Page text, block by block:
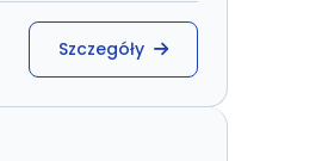
Szczegóły